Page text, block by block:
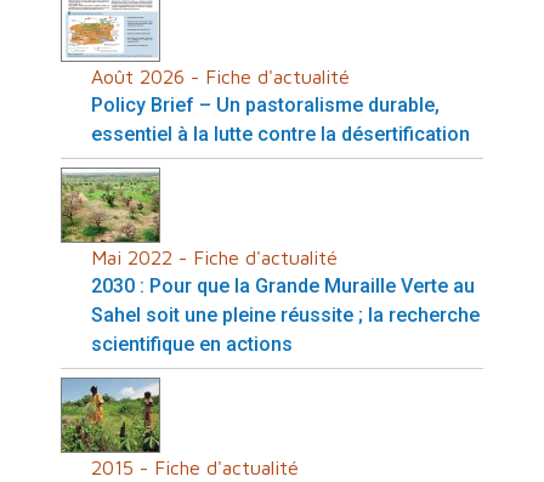
Août 2026 - Fiche d'actualité
Policy Brief – Un pastoralisme durable,
essentiel à la lutte contre la désertification
Mai 2022 - Fiche d'actualité
2030 : Pour que la Grande Muraille Verte au
Sahel soit une pleine réussite ; la recherche
scientifique en actions
2015 - Fiche d'actualité